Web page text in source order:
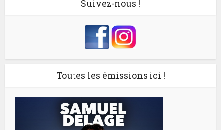
Suivez-nous !
Toutes les émissions ici !